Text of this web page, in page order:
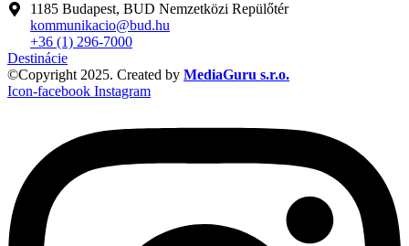
1185 Budapest, BUD Nemzetközi Repülőtér
kommunikacio@bud.hu
+36 (1) 296-7000
Destinácie
©Copyright 2025. Created by MediaGuru s.r.o.
Icon-facebook Instagram